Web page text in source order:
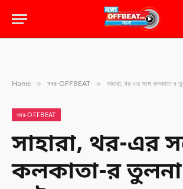
Home » খবর-OFFBEAT » সাহারা, থর-এর সঙ্গে কলকাতা-র
খবর-OFFBEAT
সাহারা, থর-এর
কলকাতা-র